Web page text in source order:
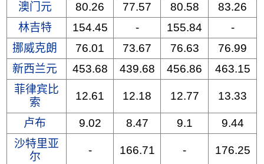
澳门元
80.26 77.57 80.58
83.26
林吉特
154.45 - 155.84
-
挪威克朗
76.01 73.67 76.63
76.99
新西兰元
453.68 439.68 456.86
463.15
菲律宾比
索
12.61 12.18 12.77 13.33
卢布 9.02 8.47 9.1
9.44
沙特里亚
尔
- 166.71 - 176.25